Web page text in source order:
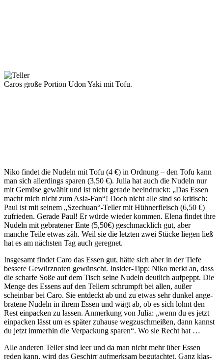
Caros große Portion Udon Yaki mit Tofu.
Niko findet die Nudeln mit Tofu (4 €) in Ordnung – den Tofu kann
man sich aller­dings sparen (3,50 €). Julia hat auch die Nudeln nur
mit Gemüse gewählt und ist nicht gerade beein­druckt: „Das Essen
macht mich nicht zum Asia-Fan“! Doch nicht alle sind so kri­tisch:
Paul ist mit seinem „Szechuan“-Teller mit Hüh­ner­fleisch (6,50 €)
zufrieden. Gerade Paul! Er würde wieder kommen. Elena findet ihre
Nudeln mit gebra­tener Ente (5,50€) geschmacklich gut, aber
manche Teile etwas zäh. Weil sie die letzten zwei Stücke liegen ließ
hat es am nächsten Tag auch geregnet.
Ins­gesamt findet Caro das Essen gut, hätte sich aber in der Tiefe
bessere Gewürz­noten gewünscht. Insider-Tipp: Niko merkt an, dass
die scharfe Soße auf dem Tisch seine Nudeln deutlich auf­peppt. Die
Menge des Essens auf den Tellern schrumpft bei allen, außer
scheinbar bei Caro. Sie ent­deckt ab und zu etwas sehr dunkel ange­
bratene Nudeln in ihrem Essen und wägt ab, ob es sich lohnt den
Rest ein­packen zu lassen. Anmerkung von Julia: „wenn du es jetzt
ein­packen lässt um es später zuhause weg­zu­schmeißen, dann kannst
du jetzt immerhin die Ver­pa­ckung sparen“. Wo sie Recht hat …
Alle anderen Teller sind leer und da man nicht mehr über Essen
reden kann, wird das Geschirr auf­merksam begut­achtet. Ganz klas­